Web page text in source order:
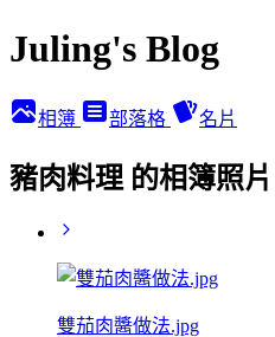
Juling's Blog
相簿 部落格 名片
豬肉料理 的相簿照片
雙茄肉醬做法.jpg